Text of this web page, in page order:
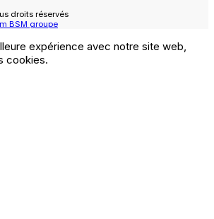
droits réservés
BSM groupe
expérience avec notre site web,
cookies.